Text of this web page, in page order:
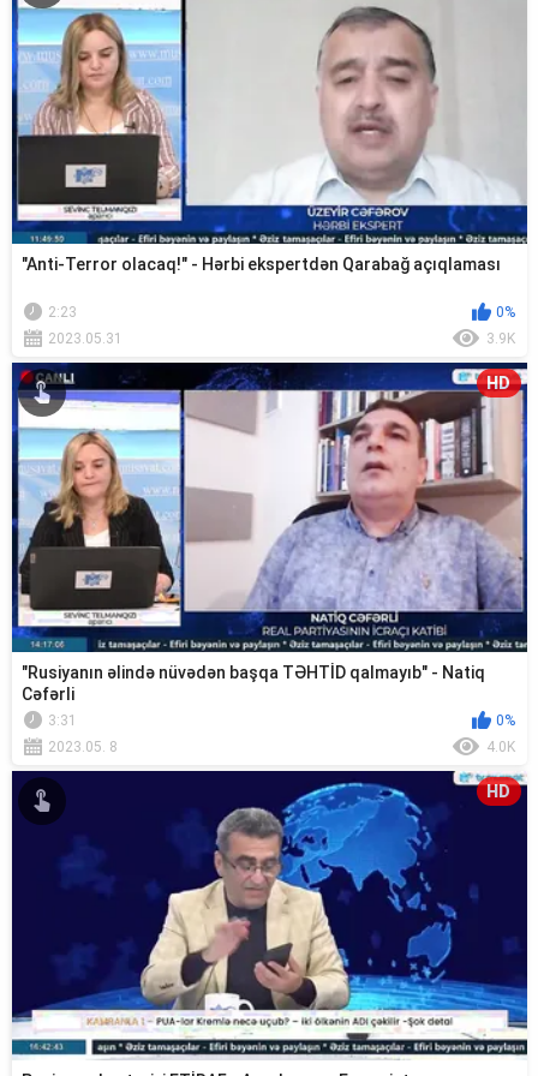
"Anti-Terror olacaq!" - Hərbi ekspertdən Qarabağ açıqlaması
2:23
0%
2023.05.31
3.9K
HD
"Rusiyanın əlində nüvədən başqa TƏHTİD qalmayıb" - Natiq
Cəfərli
3:31
0%
2023.05. 8
4.0K
HD